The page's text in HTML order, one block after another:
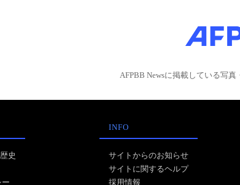
AFPBB Newsに掲載している写
史
INFO
サイトからのお知らせ
サイトに関するヘルプ
採用情報